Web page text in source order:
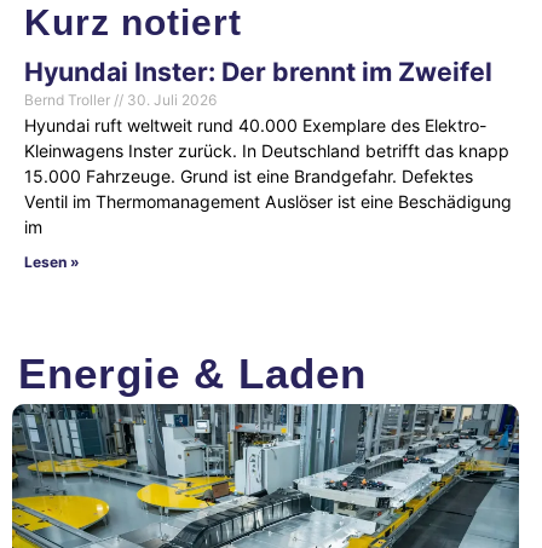
Kurz notiert
Hyundai Inster: Der brennt im Zweifel
Bernd Troller 30. Juli 2026
Hyundai ruft weltweit rund 40.000 Exemplare des Elektro-
Kleinwagens Inster zurück. In Deutschland betrifft das knapp
15.000 Fahrzeuge. Grund ist eine Brandgefahr. Defektes
Ventil im Thermomanagement Auslöser ist eine Beschädigung
im
Lesen »
Energie & Laden